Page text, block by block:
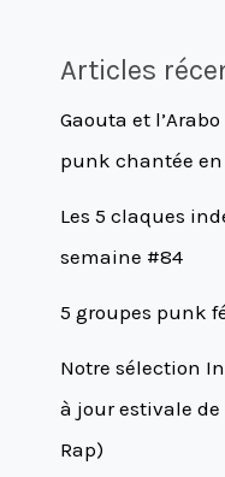
Articles
Gaouta et
punk chantée
Les 5 claques
semaine #84
5 groupes punk
Notre sélection
à jour estivale de
Rap)